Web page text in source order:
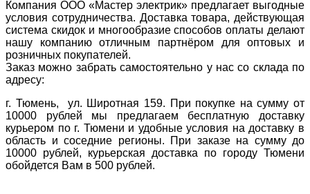
Компания ООО «Мастер электрик» предлагает выгодные
условия сотрудничества. Доставка товара, действующая
система скидок и многообразие способов оплаты делают
нашу компанию отличным партнёром для оптовых и
розничных покупателей.
Заказ можно забрать самостоятельно у нас со склада по
адресу:
г. Тюмень, ул. Широтная 159. При покупке на сумму от
10000 рублей мы предлагаем бесплатную доставку
курьером по г. Тюмени и удобные условия на доставку в
область и соседние регионы. При заказе на сумму до
10000 рублей, курьерская доставка по городу Тюмени
обойдется Вам в 500 рублей.